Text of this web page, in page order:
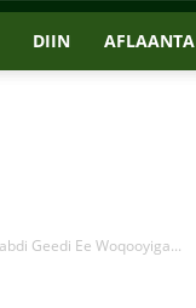
DIIN AFLAANTA
Geedi Ee Woqooyiga...